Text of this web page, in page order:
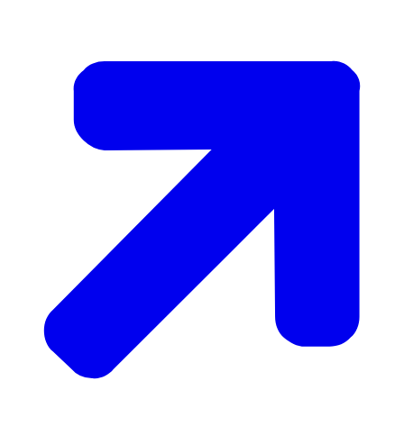
Wijzigingen doorgeven
Vergeten zorgtoeslag aan te vragen
voor dit jaar